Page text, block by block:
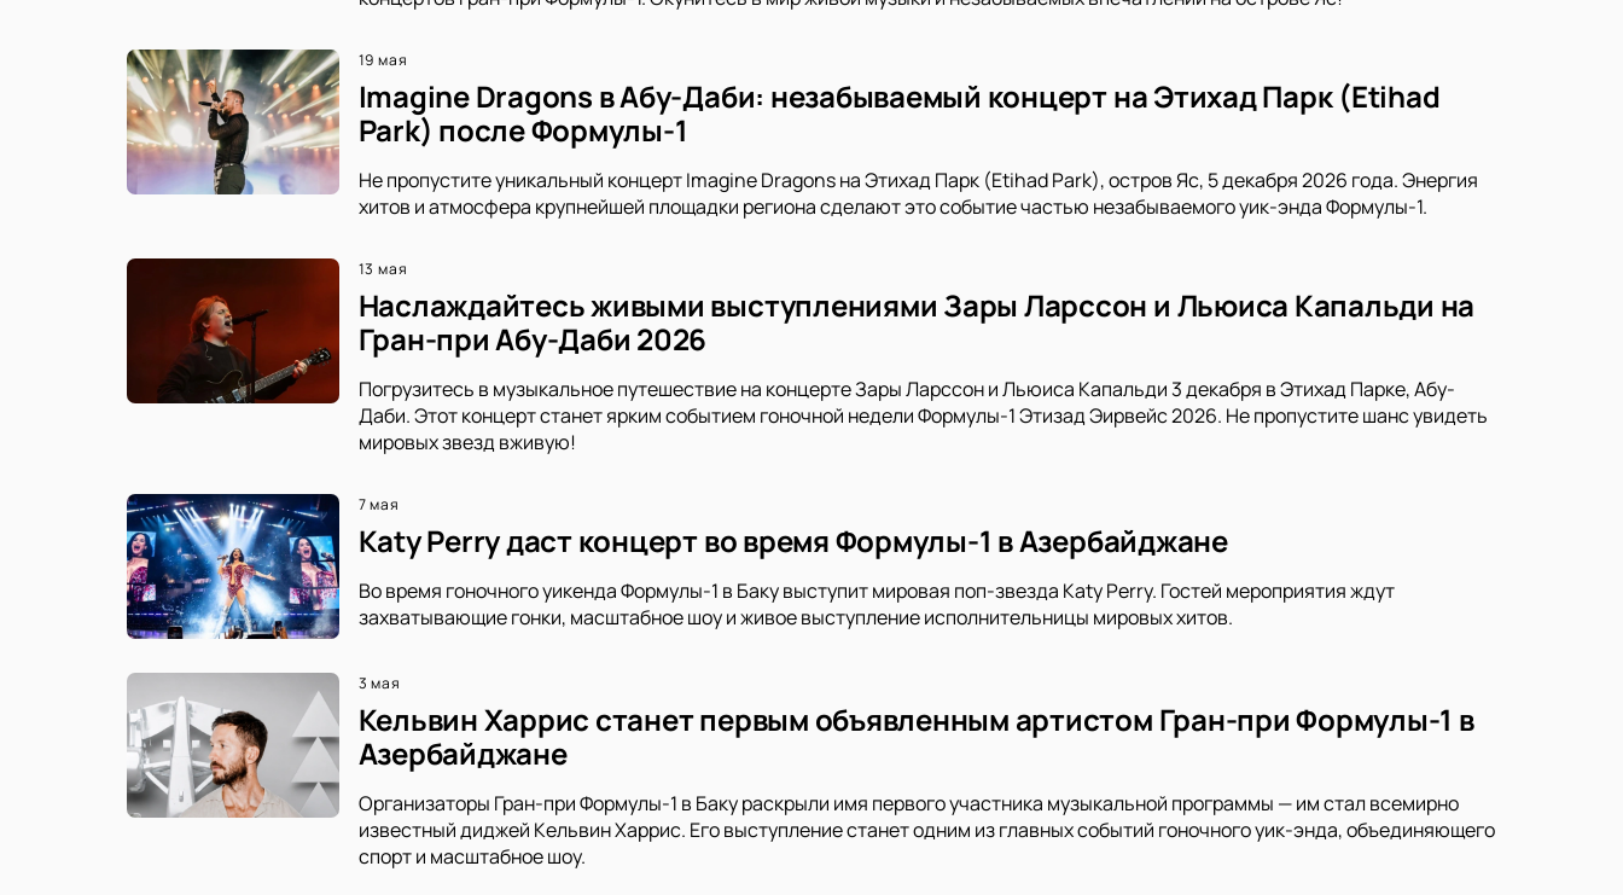
19 мая
Imagine Dragons в Абу-Даби: незабываемый концерт на Этихад Парк (Etihad
Park) после Формулы-1
Не пропустите уникальный концерт Imagine Dragons на Этихад Парк (Etihad Park), остров Яс, 5 декабря 2026 года. Энергия
хитов и атмосфера крупнейшей площадки региона сделают это событие частью незабываемого уик-энда Формулы-1.
13 мая
Наслаждайтесь живыми выступлениями Зары Ларссон и Льюиса Капальди на
Гран-при Абу-Даби 2026
Погрузитесь в музыкальное путешествие на концерте Зары Ларссон и Льюиса Капальди 3 декабря в Этихад Парке, Абу-
Даби. Этот концерт станет ярким событием гоночной недели Формулы-1 Этизад Эирвейс 2026. Не пропустите шанс увидеть
мировых звезд вживую!
7 мая
Katy Perry даст концерт во время Формулы-1 в Азербайджане
Во время гоночного уикенда Формулы-1 в Баку выступит мировая поп-звезда Katy Perry. Гостей мероприятия ждут
захватывающие гонки, масштабное шоу и живое выступление исполнительницы мировых хитов.
3 мая
Кельвин Харрис станет первым объявленным артистом Гран-при Формулы-1 в
Азербайджане
Организаторы Гран-при Формулы-1 в Баку раскрыли имя первого участника музыкальной программы — им стал всемирно
известный диджей Кельвин Харрис. Его выступление станет одним из главных событий гоночного уик-энда, объединяющего
спорт и масштабное шоу.